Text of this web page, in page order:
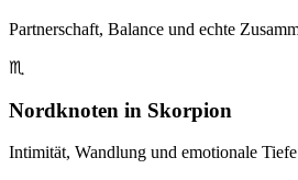
Partnerschaft, Balance und echte
♏
Nordknoten in Skorpion
Intimität, Wandlung und emotionale